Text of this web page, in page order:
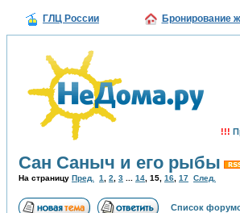
ГЛЦ России Бронирование
!!!
Сан Саныч и его рыбы
На страницу Пред. 1 2 3 14 15 16 17 След.
Список